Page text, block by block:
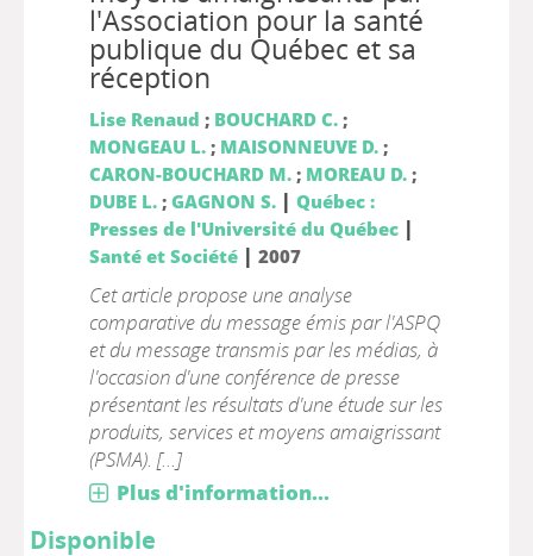
l'Association pour la santé
publique du Québec et sa
réception
Lise Renaud ; BOUCHARD C.;
MONGEAU L.; MAISONNEUVE D.;
CARON-BOUCHARD M.; MOREAU D.;
DUBE L.; GAGNON S. | Québec :
Presses de l'Université du Québec|
Santé et Société| 2007
Cet article propose une analyse
comparative du message émis par l'ASPQ
et du message transmis par les médias, à
l'occasion d'une conférence de presse
présentant les résultats d'une étude sur les
produits, services et moyens amaigrissant
(PSMA). [...]
Plus d'information...
Disponible